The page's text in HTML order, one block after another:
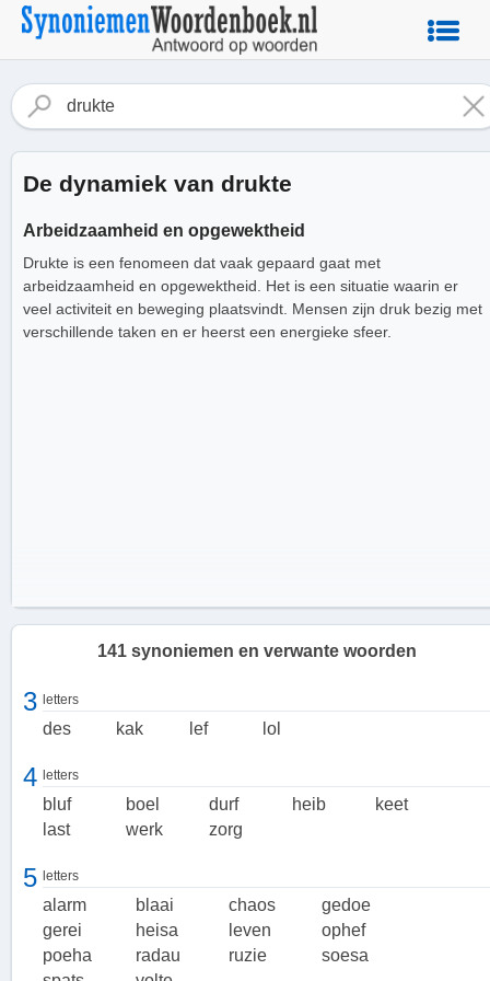
De dynamiek van drukte
Arbeidzaamheid en opgewektheid
Drukte is een fenomeen dat vaak gepaard gaat met
arbeidzaamheid en opgewektheid. Het is een situatie waarin er
veel activiteit en beweging plaatsvindt. Mensen zijn druk bezig met
verschillende taken en er heerst een energieke sfeer.
Beroering en woeligheid
Drukte kan ook worden geassocieerd met beroering en woeligheid.
Het is een staat van onrust en opwinding, waarin mensen zich
haasten en er veel commotie is. Het kan een gevoel van chaos en
141 synoniemen en verwante woorden
3 letters
des kak lef lol
4 letters
bluf boel durf heib
keet
last
werk zorg
5 letters
alarm blaai chaos
gedoe
gerei
heisa leven
ophef
poeha
radau ruzie
soesa